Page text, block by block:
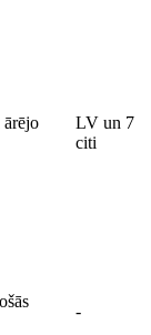
ārējo
LV un 7
citi
-